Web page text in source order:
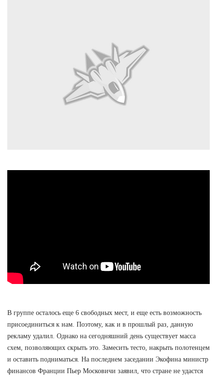
В группе осталось еще 6 свободных мест, и еще есть возможность
присоединиться к нам. Поэтому, как и в прошлый раз, данную
рекламу удалил. Однако на сегодняшний день существует масса
схем, позволяющих скрыть это. Замесить тесто, накрыть полотенцем
и оставить подниматься. На последнем заседании Экофина министр
финансов Франции Пьер Московичи заявил, что стране не удастся